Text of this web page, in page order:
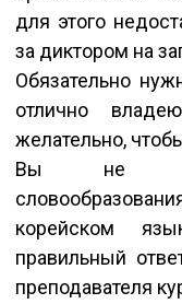
для этого
за диктором на
Обязательно
отлично
желательно,
Вы не
корейском
правильный
преподавателя